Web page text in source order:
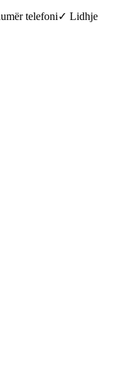
telefoni✓ Lidhje